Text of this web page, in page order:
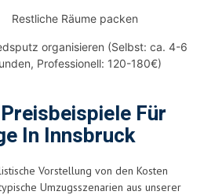
Restliche Räume packen
organisieren (Selbst: ca. 4-6
Professionell: 120-180€)
Für
In Innsbruck
Vorstellung von den Kosten
Umzugsszenarien aus unserer